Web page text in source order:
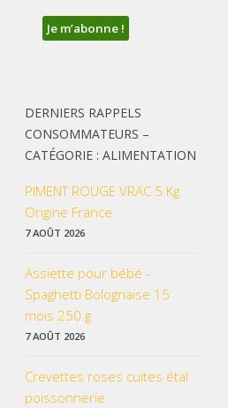
DERNIERS RAPPELS
CONSOMMATEURS –
CATÉGORIE : ALIMENTATION
PIMENT ROUGE VRAC 5 Kg
Origine France
7 AOÛT 2026
Assiette pour bébé -
Spaghetti Bolognaise 15
mois 250 g
7 AOÛT 2026
Crevettes roses cuites étal
poissonnerie